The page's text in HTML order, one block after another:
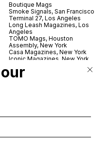
Boutique Mags
Smoke Signals, San Francisco
Terminal 27, Los Angeles
Long Leash Magazines, Los
Angeles
TOMO Mags, Houston
Assembly, New York
Casa Magazines, New York
Iconic Magazines, New York
Village Books, Leeds
Village Books, Manchester
The Photographer’s Gallery,
News & Coffee, Barcelona